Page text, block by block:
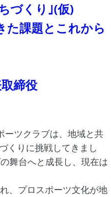
づくり｣(仮)
た課題とこれから
締役
ーツクラブは、地域と共
くりに挑戦してきまし
舞台へと成長し、現在は
、プロスポーツ文化が地